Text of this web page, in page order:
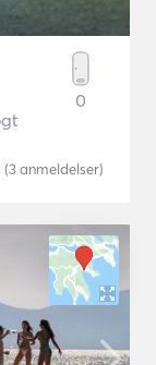
0
(3anmeldelser)